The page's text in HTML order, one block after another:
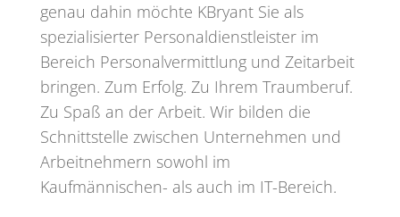
genau dahin möchte KBryant Sie als
spezialisierter Personaldienstleister im
Bereich Personalvermittlung und Zeitarbeit
bringen. Zum Erfolg. Zu Ihrem Traumberuf.
Zu Spaß an der Arbeit. Wir bilden die
Schnittstelle zwischen Unternehmen und
Arbeitnehmern sowohl im
Kaufmännischen- als auch im IT-Bereich.